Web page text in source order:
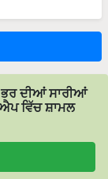
ਭਰ ਦੀਆਂ ਸਾਰੀਆਂ
ਵਿੱਚ ਸ਼ਾਮਲ